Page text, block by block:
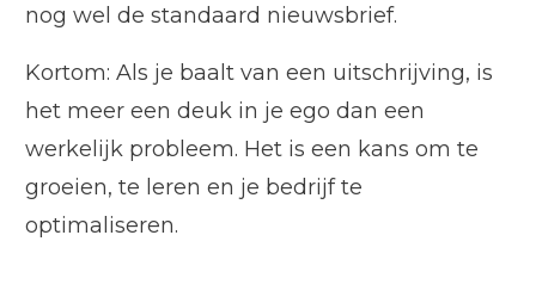
nog wel de standaard nieuwsbrief.
Kortom: Als je baalt van een uitschrijving, is
het meer een deuk in je ego dan een
werkelijk probleem. Het is een kans om te
groeien, te leren en je bedrijf te
optimaliseren.